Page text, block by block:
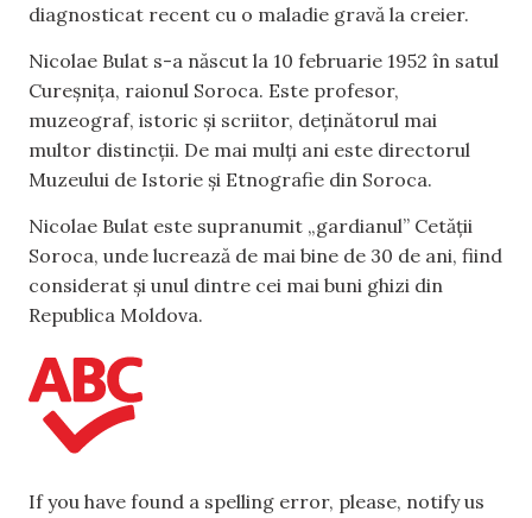
diagnosticat recent cu o maladie gravă la creier.
Nicolae Bulat s-a născut la 10 februarie 1952 în satul
Cureșnița, raionul Soroca. Este profesor,
muzeograf, istoric și scriitor, deținătorul mai
multor distincții. De mai mulți ani este directorul
Muzeului de Istorie și Etnografie din Soroca.
Nicolae Bulat este supranumit „gardianul” Cetății
Soroca, unde lucrează de mai bine de 30 de ani, fiind
considerat și unul dintre cei mai buni ghizi din
Republica Moldova.
If you have found a spelling error, please, notify us